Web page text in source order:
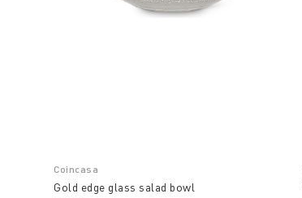
Coincasa
Gold edge glass salad bowl